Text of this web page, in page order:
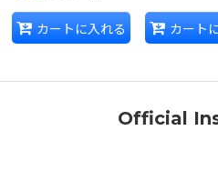
メーカー・ブランド
カートに入れる カート
Official